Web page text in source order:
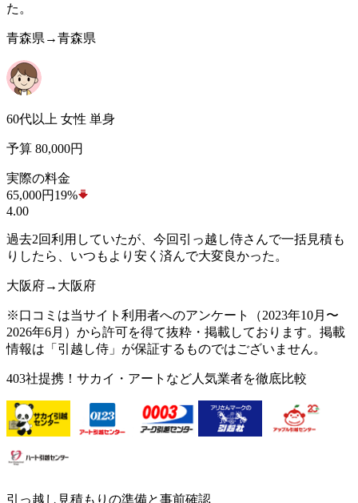
た。
青森県→青森県
60代以上 女性 単身
予算 80,000円
実際の料金
65,000円 19%
4.00
過去2回利用していたが、今回引っ越し侍さんで一括見積も
りしたら、いつもより安く済んで大変良かった。
大阪府→大阪府
※口コミは当サイト利用者へのアンケート（2023年10月〜
2026年6月）から許可を得て抜粋・掲載しております。掲載
情報は「引越し侍」が保証するものではございません。
403社提携！サカイ・アートなど人気業者を徹底比較
引っ越し見積もりの準備と事前確認